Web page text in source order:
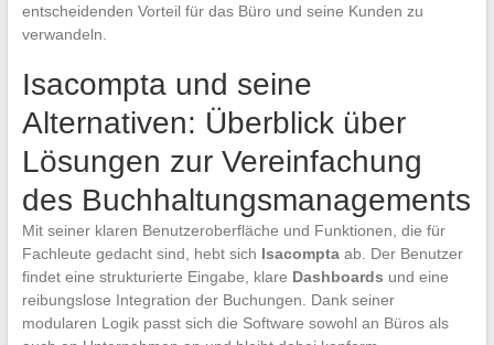
entscheidenden Vorteil für das Büro und seine Kunden zu
verwandeln.
Isacompta und seine
Alternativen: Überblick über
Lösungen zur Vereinfachung
des Buchhaltungsmanagements
Mit seiner klaren Benutzeroberfläche und Funktionen, die für
Fachleute gedacht sind, hebt sich Isacomptaab. Der Benutzer
findet eine strukturierte Eingabe, klare Dashboards und eine
reibungslose Integration der Buchungen. Dank seiner
modularen Logik passt sich die Software sowohl an Büros als